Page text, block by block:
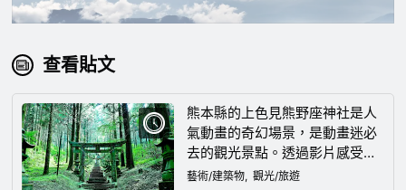
查看貼文
熊本縣的上色見熊野座神社是人
氣動畫的奇幻場景，是動畫迷必
去的觀光景點。透過影片感受彷
彿進入異世界的神秘氛圍！
藝術/建築物
觀光/旅遊